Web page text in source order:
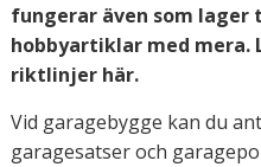
fungerar även som lager
hobbyartiklar med mera.
riktlinjer här.
Vid garagebygge kan du
garagesatser och